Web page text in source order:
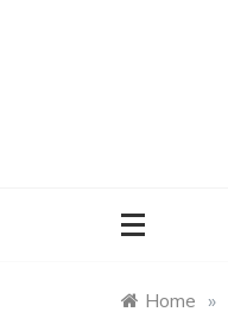
Home »